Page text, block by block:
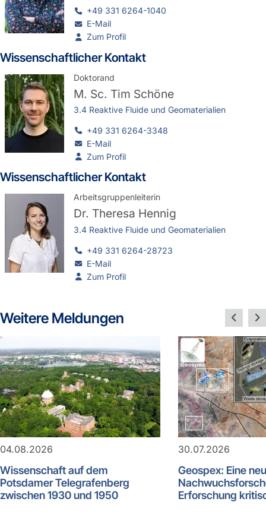
+49 331 6264-1040
E-Mail
Zum Profil
Wissenschaftlicher Kontakt
Doktorand
M. Sc. Tim Schöne
3.4 Reaktive Fluide und Geomaterialien
+49 331 6264-3348
E-Mail
Zum Profil
Wissenschaftlicher Kontakt
Arbeitsgruppenleiterin
Dr. Theresa Hennig
3.4 Reaktive Fluide und Geomaterialien
+49 331 6264-28723
E-Mail
Zum Profil
Weitere Meldungen
04.08.2026
Wissenschaft auf dem
Potsdamer Telegrafenberg
zwischen 1930 und 1950
30.07.2026
Geospex: Eine
Erforschung